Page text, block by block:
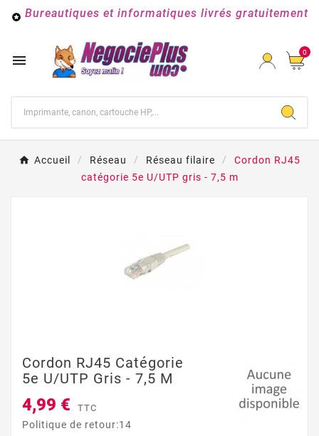
 Bureautiques et informatiques livrés gratuitement
 0
Accueil Réseau Réseau filaire
Cordon RJ45
catégorie 5e U/UTP gris - 7,5 m
Cordon RJ45 Catégorie
5e U/UTP Gris - 7,5 M
4,99 € TTC
Politique de retour:14